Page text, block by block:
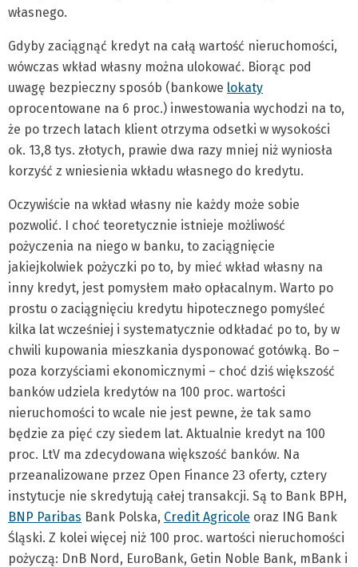
własnego.
Gdyby zaciągnąć kredyt na całą wartość nieruchomości,
wówczas wkład własny można ulokować. Biorąc pod
uwagę bezpieczny sposób (bankowe lokaty
oprocentowane na 6 proc.) inwestowania wychodzi na to,
że po trzech latach klient otrzyma odsetki w wysokości
ok. 13,8 tys. złotych, prawie dwa razy mniej niż wyniosła
korzyść z wniesienia wkładu własnego do kredytu.
Oczywiście na wkład własny nie każdy może sobie
pozwolić. I choć teoretycznie istnieje możliwość
pożyczenia na niego w banku, to zaciągnięcie
jakiejkolwiek pożyczki po to, by mieć wkład własny na
inny kredyt, jest pomysłem mało opłacalnym. Warto po
prostu o zaciągnięciu kredytu hipotecznego pomyśleć
kilka lat wcześniej i systematycznie odkładać po to, by w
chwili kupowania mieszkania dysponować gotówką. Bo –
poza korzyściami ekonomicznymi – choć dziś większość
banków udziela kredytów na 100 proc. wartości
nieruchomości to wcale nie jest pewne, że tak samo
będzie za pięć czy siedem lat. Aktualnie kredyt na 100
proc. LtV ma zdecydowana większość banków. Na
przeanalizowane przez Open Finance 23 oferty, cztery
instytucje nie skredytują całej transakcji. Są to Bank BPH,
BNP Paribas Bank Polska, Credit Agricole oraz ING Bank
Śląski. Z kolei więcej niż 100 proc. wartości nieruchomości
pożyczą: DnB Nord, EuroBank, Getin Noble Bank, mBank i